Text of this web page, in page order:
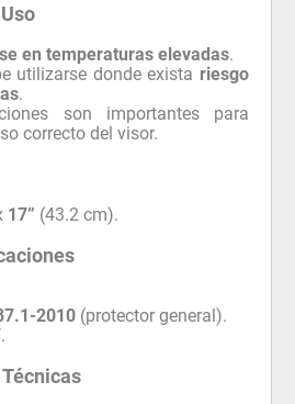
en temperaturas elevadas.
utilizarse donde exista riesgo
.
son importantes para
correcto del visor.
17” (43.2 cm).
2010 (protector general).
.